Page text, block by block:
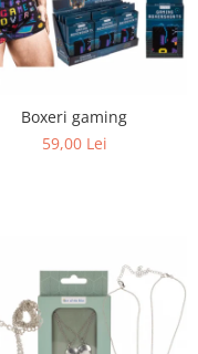
Boxeri gaming
59,00 Lei